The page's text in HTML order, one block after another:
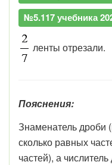
№5.117 учебника
ленты отрезали.
Пояснения:
Знаменатель дроби
сколько равных
частей), а